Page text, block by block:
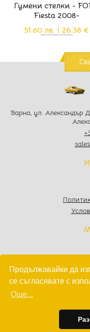
Продължавайки да
се съгласявате с
Още...
Гумени стелки - FORD
Fiesta 2008-
51.60 лв. | 26.38 €
Варна, ул. Александър